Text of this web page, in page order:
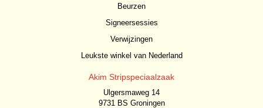
Beurzen
Signeersessies
Verwijzingen
Leukste winkel van Nederland
Akim Stripspeciaalzaak
Ulgersmaweg 14
9731 BS Groningen